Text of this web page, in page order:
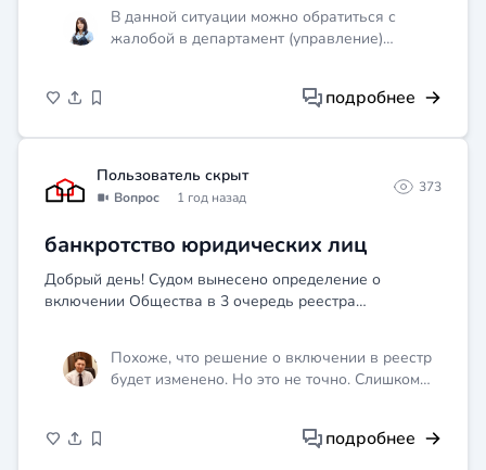
могут быть учтены все обстоятельства,
включая семейные связи и репутацию семьи.
прыгает...В данной ситуации можно обратиться с
жалобой в департамент (управление)
просить провести проверку.
подробнее
Пользователь скрыт
Вопрос 1 год назад
373
банкротство юридических лиц
Добрый день! Судом вынесено определение о
включении Общества в 3 очередь реестра
заявление о пересмотре п...
Похоже, что решение о включении в реестр
будет изменено. Но это не точно. Слишком
подробнее